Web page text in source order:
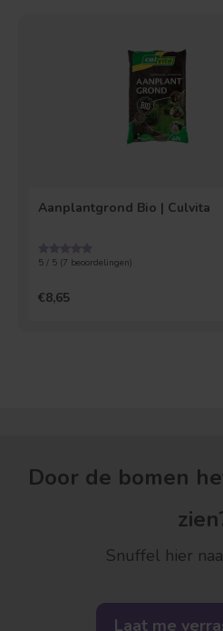
Aanplantgrond Bio | Culvita
5 / 5 (7 beoordelingen)
€8,65
Door de bomen
Snuffel hier
Laat me